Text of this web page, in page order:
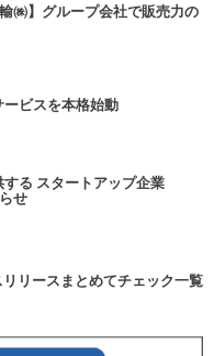
㈱】グループ会社で販売力の
ビスを本格始動
する スタートアップ企業
せ
リリースまとめてチェック一覧